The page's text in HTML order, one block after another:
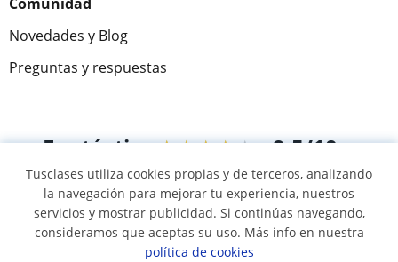
Novedades y Blog
Preguntas y respuestas
Fantástica★★★★★ 9,5/10
305915 opiniones de alumnos
© 2007 - 2026 Tusclases.co
Tusclases utiliza cookies propias y de terceros, analizando
la navegación para mejorar tu experiencia, nuestros
servicios y mostrar publicidad. Si continúas navegando,
consideramos que aceptas su uso. Más info en nuestra
política de cookies